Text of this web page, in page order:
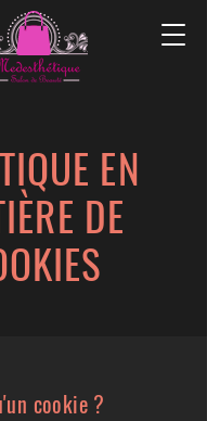
EN
DE
cookie ?